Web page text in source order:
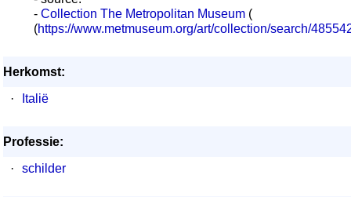
- Collection The Metropolitan Museum (
(https://www.metmuseum.org/art/collection/search/
Herkomst:
·
Italië
Professie:
·
schilder